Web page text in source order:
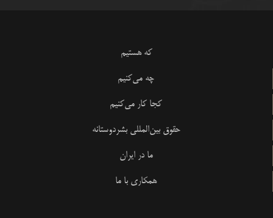
که هستیم
چه می‌کنیم
کجا کار می‌کنیم
حقوق بین‌المللی بشردوستانه
ما در ایران
همکاری با ما